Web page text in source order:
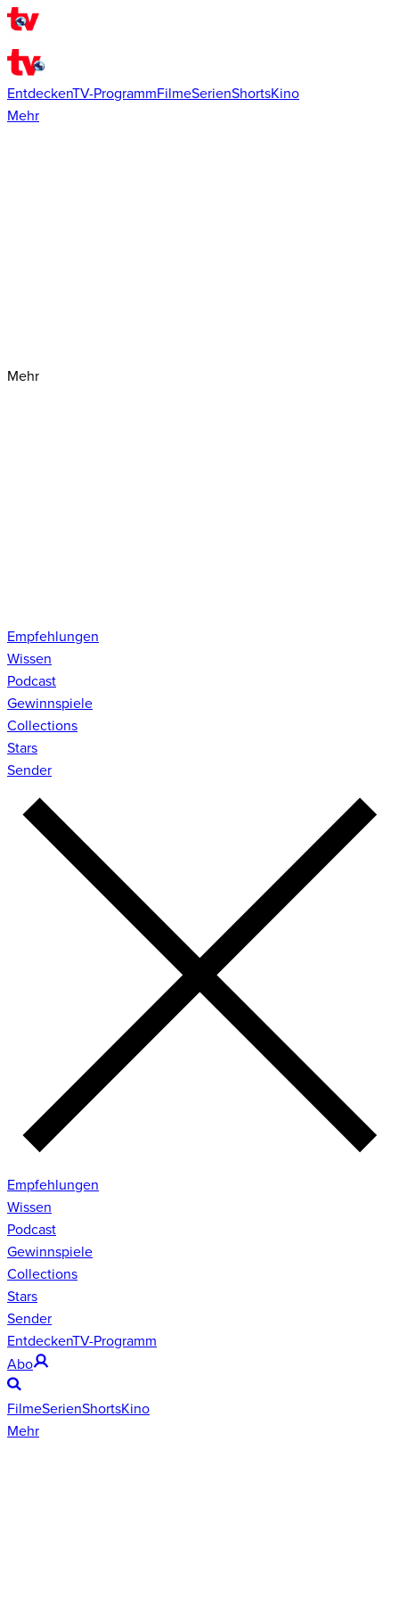
EntdeckenTV-ProgrammFilmeSerienShortsKino
Mehr
Mehr
Empfehlungen
Wissen
Podcast
Gewinnspiele
Collections
Stars
Sender
Empfehlungen
Wissen
Podcast
Gewinnspiele
Collections
Stars
Sender
EntdeckenTV-Programm
Abo
FilmeSerienShortsKino
Mehr